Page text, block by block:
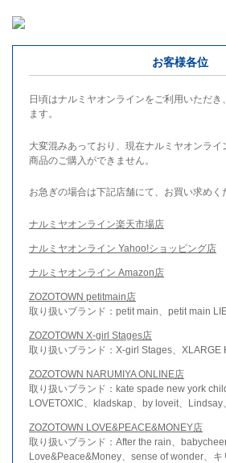
お客様各位
日頃はナルミヤオンラインをご利用いただ
ます。
大変混みあっており、現在ナルミヤオンライ
商品のご購入ができません。
お急ぎの場合は下記店舗にて、お買い求めく
ナルミヤオンライン楽天市場店
ナルミヤオンライン Yahoo!ショッピング店
ナルミヤオンライン Amazon店
ZOZOTOWN petitmain店
取り扱いブランド：petit main、petit main
ZOZOTOWN X-girl Stages店
取り扱いブランド：X-girl Stages、XLARGE
ZOZOTOWN NARUMIYA ONLINE店
取り扱いブランド：kate spade new york
LOVETOXIC、kladskap、by loveit、Lindsay
ZOZOTOWN LOVE&PEACE&MONEY店
取り扱いブランド：After the rain、babycheer
Love&Peace&Money、sense of wonder、キ